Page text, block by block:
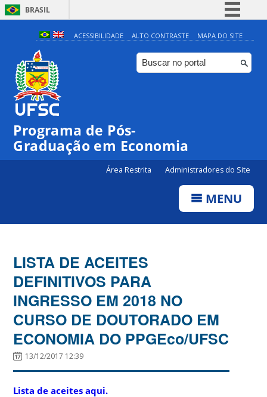
BRASIL
Simplifique!
Comunica BR
Participe
ACESSIBILIDADE ALTO CONTRASTE MAPA DO SITE
Programa de Pós-
Graduação em Economia
Área Restrita Administradores do Site
MENU
LISTA DE ACEITES
DEFINITIVOS PARA
INGRESSO EM 2018 NO
CURSO DE DOUTORADO EM
ECONOMIA DO PPGEco/UFSC
13/12/2017 12:39
Lista de aceites aqui.